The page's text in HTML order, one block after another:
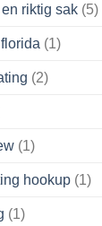
riktig sak (5)
(1)
(2)
(1)
hookup (1)
(1)